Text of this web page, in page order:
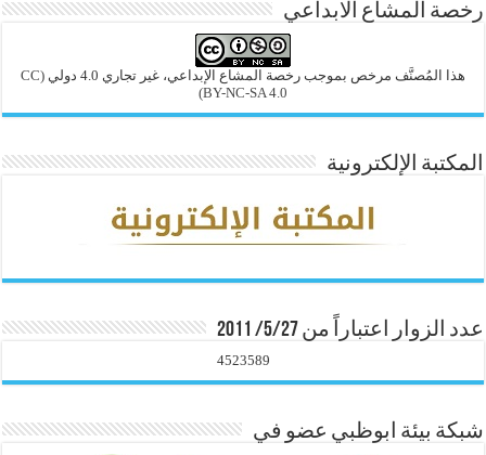
رخصة المشاع الابداعي
هذا المُصنَّف مرخص بموجب رخصة المشاع الإبداعي، غير تجاري 4.0 دولي
(CC
BY-NC-SA 4.0)
المكتبة الإلكترونية
عدد الزوار اعتباراً من 5/27/ 2011
4523589
شبكة بيئة ابوظبي عضو في